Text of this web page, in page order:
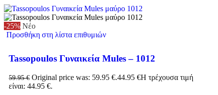
-25% Νέο
Προσθήκη στη λίστα επιθυμιών
Tassopoulos Γυναικεία Mules – 1012
59.95€ Original price was: 59.95 €.44.95 €Η τρέχουσα τιμή
είναι: 44.95 €.